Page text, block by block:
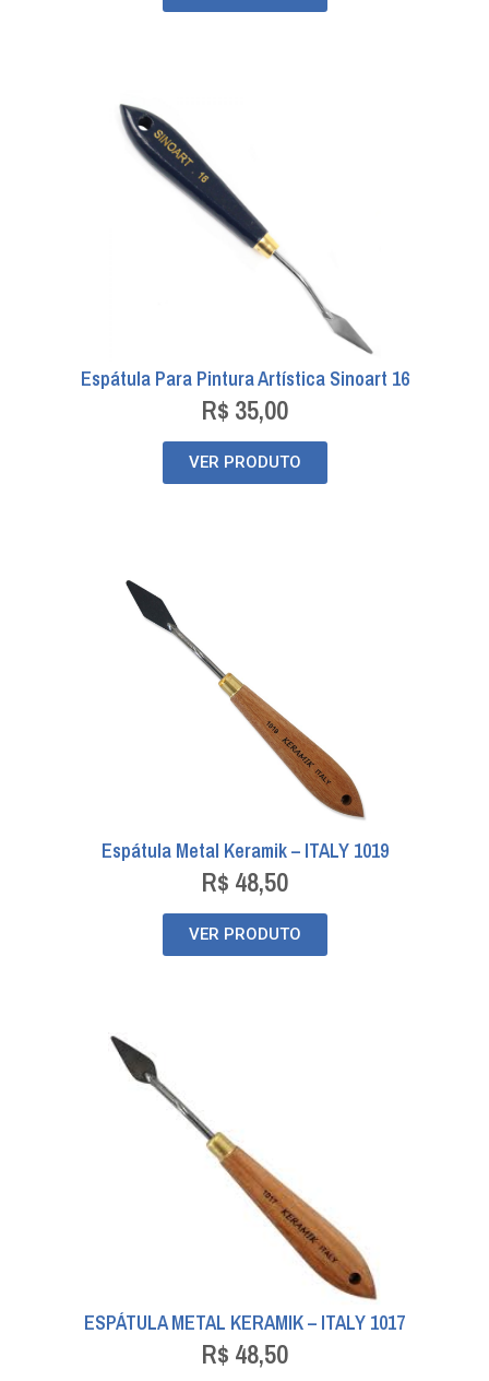
Espátula Para Pintura Artística Sinoart 16
R$ 35,00
VER PRODUTO
Espátula Metal Keramik – ITALY 1019
R$ 48,50
VER PRODUTO
ESPÁTULA METAL KERAMIK – ITALY 1017
R$ 48,50